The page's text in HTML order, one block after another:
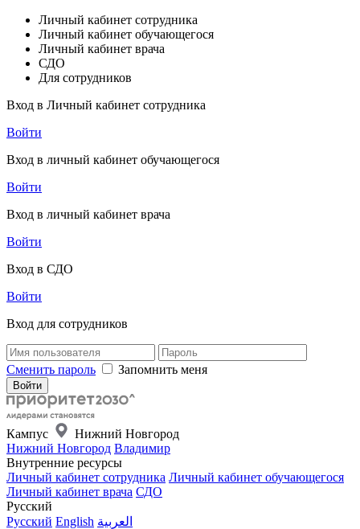
Личный кабинет сотрудника
Личный кабинет обучающегося
Личный кабинет врача
СДО
Для сотрудников
Вход в Личный кабинет сотрудника
Войти
Вход в личный кабинет обучающегося
Войти
Вход в личный кабинет врача
Войти
Вход в СДО
Войти
Вход для сотрудников
Сменить пароль Запомнить меня
Кампус
Нижний Новгород
Нижний Новгород Владимир
Внутренние ресурсы
Личный кабинет сотрудника Личный кабинет обучающегося
Личный кабинет врача СДО
Русский
Русский English العربية